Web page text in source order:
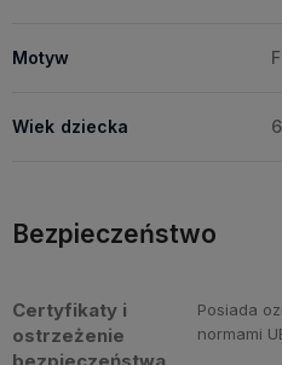
Motyw
Wiek dziecka
Bezpieczeństwo
Certyfikaty i
ostrzeżenie
bezpieczeństwa
Posiada
normami